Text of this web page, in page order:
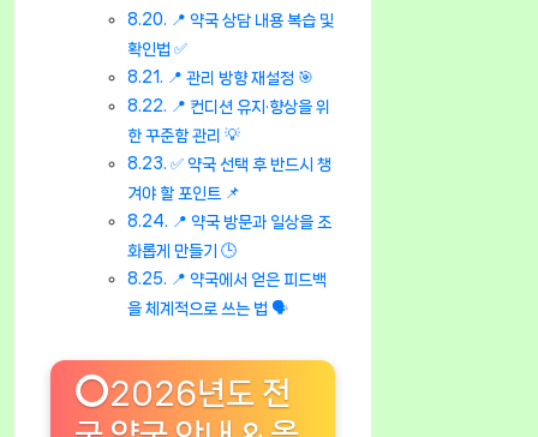
📍 약국 상담 내용 복습 및
확인법 ✅
📍 관리 방향 재설정 🎯
📍 컨디션 유지·향상을 위
한 꾸준함 관리 💡
✅ 약국 선택 후 반드시 챙
겨야 할 포인트 📌
📍 약국 방문과 일상을 조
화롭게 만들기 🕒
📍 약국에서 얻은 피드백
을 체계적으로 쓰는 법 🗣️
⭕2026년도 전